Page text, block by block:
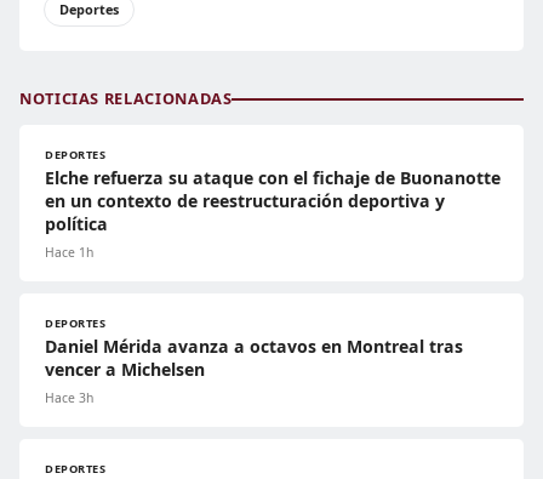
Deportes
NOTICIAS RELACIONADAS
DEPORTES
Elche refuerza su ataque con el fichaje de Buonanotte
en un contexto de reestructuración deportiva y
política
Hace 1h
DEPORTES
Daniel Mérida avanza a octavos en Montreal tras
vencer a Michelsen
Hace 3h
DEPORTES